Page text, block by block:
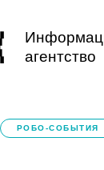
агентство
РОБО-СОБЫТИЯ